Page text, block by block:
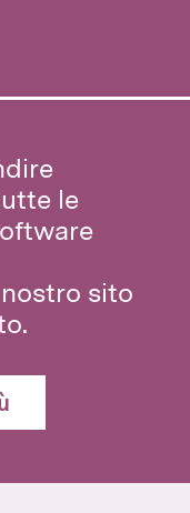
le
sito